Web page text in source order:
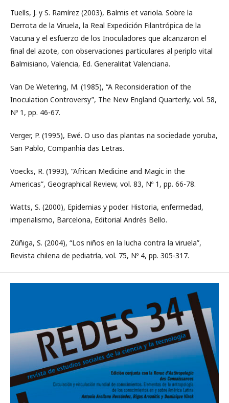
Tuells, J. y S. Ramírez (2003), Balmis et variola. Sobre la
Derrota de la Viruela, la Real Expedición Filantrópica de la
Vacuna y el esfuerzo de los Inoculadores que alcanzaron el
final del azote, con observaciones particulares al periplo vital
Balmisiano, Valencia, Ed. Generalitat Valenciana.
Van De Wetering, M. (1985), “A Reconsideration of the
Inoculation Controversy”, The New England Quarterly, vol. 58,
Nº 1, pp. 46-67.
Verger, P. (1995), Ewé. O uso das plantas na sociedade yoruba,
San Pablo, Companhia das Letras.
Voecks, R. (1993), “African Medicine and Magic in the
Americas”, Geographical Review, vol. 83, Nº 1, pp. 66-78.
Watts, S. (2000), Epidemias y poder. Historia, enfermedad,
imperialismo, Barcelona, Editorial Andrés Bello.
Zúñiga, S. (2004), “Los niños en la lucha contra la viruela”,
Revista chilena de pediatría, vol. 75, Nº 4, pp. 305-317.